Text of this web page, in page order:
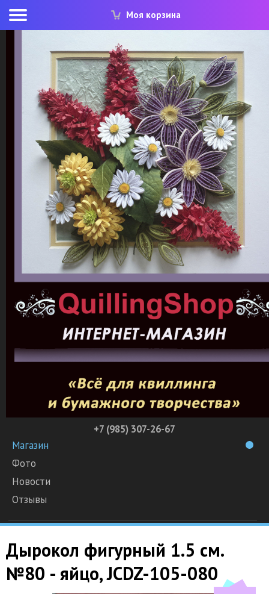
Моя корзина
+7 (985) 307-26-67
Магазин
Фото
Новости
Отзывы
Дырокол фигурный 1.5 см.
№80 - яйцо, JCDZ-105-080